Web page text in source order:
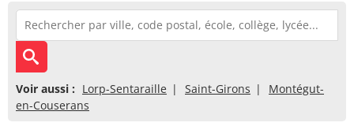
Voir aussi : Lorp-Sentaraille Saint-Girons
Montégut-
en-Couserans